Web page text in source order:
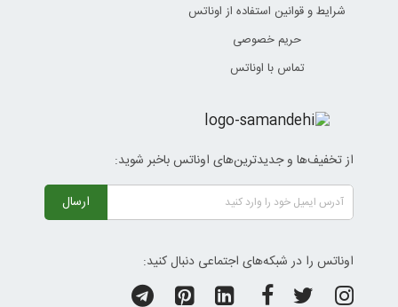
شرایط و قوانین استفاده از اوناتس
حریم خصوصی
تماس با اوناتس
از تخفیف‌ها و جدیدترین‌های اوناتس باخبر شوید:
ارسال
اوناتس را در شبکه‌های اجتماعی دنبال کنید: